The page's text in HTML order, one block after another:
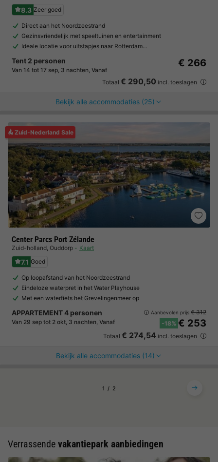
8.3 Zeer goed
Direct aan het Noordzeestrand
Gezinsvriendelijk met speeltuinen en entertainment
Ideale locatie voor uitstapjes naar Rotterdam…
Tent 2 personen
Van 14 tot 17 sep, 3 nachten, Vanaf
€ 266
Totaal € 290,50 incl. toeslagen
Bekijk alle accommodaties (25)
Zuid-Nederland Sale
Center Parcs Port Zélande
Zuid-holland, Ouddorp Kaart
7.1 Goed
Op loopafstand van het Noordzeestrand
Eindeloze waterpret in het Water Playhouse
Met een waterfiets het Grevelingenmeer op
APPARTEMENT 4 personen
Van 29 sep tot 2 okt, 3 nachten, Vanaf
Aanbevolen prijs:€ 312
-18% € 253
Totaal € 274,54 incl. toeslagen
Bekijk alle accommodaties (14)
1 2
Verrassende vakantiepark aanbiedingen